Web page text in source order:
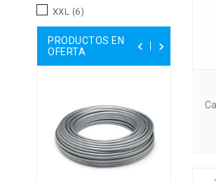
XXL (6)
PRODUCTOS EN
OFERTA
 